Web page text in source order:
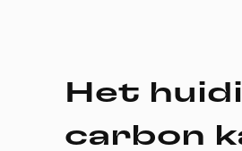
Het
carbon